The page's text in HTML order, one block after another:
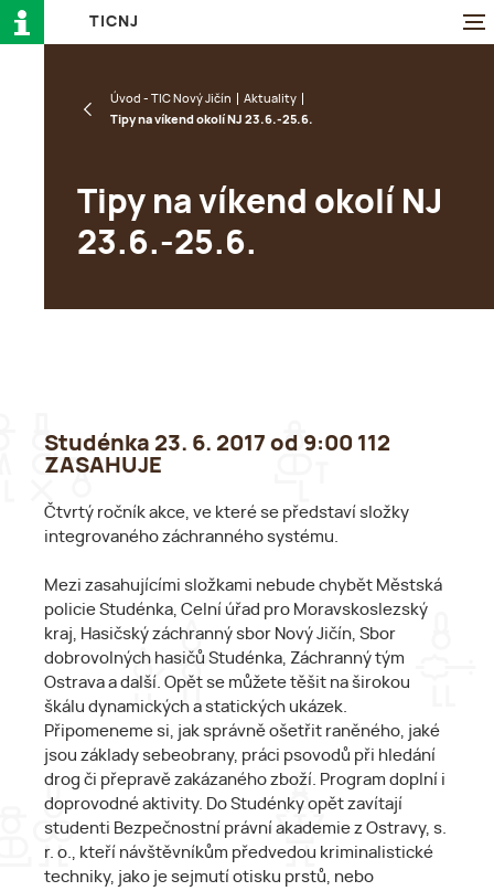
TI CN J
Úvod - TIC Nový Jičín
Aktuality
Tipy na víkend okolí NJ 23.6.-25.6.
Tipy na víkend okolí NJ
23.6.-25.6.
Studénka 23. 6. 2017 od 9:00 112
ZASAHUJE
Čtvrtý ročník akce, ve které se představí složky
integrovaného záchranného systému.
Mezi zasahujícími složkami nebude chybět Městská
policie Studénka, Celní úřad pro Moravskoslezský
kraj, Hasičský záchranný sbor Nový Jičín, Sbor
dobrovolných hasičů Studénka, Záchranný tým
Ostrava a další. Opět se můžete těšit na širokou
škálu dynamických a statických ukázek.
Připomeneme si, jak správně ošetřit raněného, jaké
jsou základy sebeobrany, práci psovodů při hledání
drog či přepravě zakázaného zboží. Program doplní i
doprovodné aktivity. Do Studénky opět zavítají
studenti Bezpečnostní právní akademie z Ostravy, s.
r. o., kteří návštěvníkům předvedou kriminalistické
techniky, jako je sejmutí otisku prstů, nebo